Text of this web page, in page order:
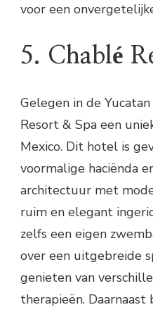
voor een
5. Chablé
Gelegen in de
Resort & Spa een
Mexico. Dit hotel is
voormalige haciënda
architectuur met
ruim en elegant
zelfs een eigen
over een uitgebreide
genieten van
therapieën.